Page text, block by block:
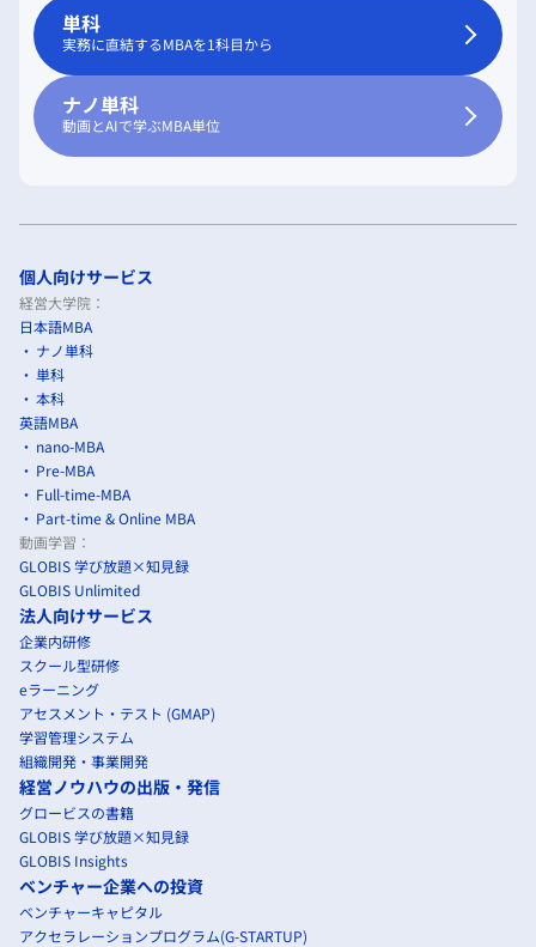
単科
実務に直結するMBAを1科目から
ナノ単科
動画とAIで学ぶMBA単位
個人向けサービス
経営大学院：
日本語MBA
ナノ単科
単科
本科
英語MBA
nano-MBA
Pre-MBA
Full-time-MBA
Part-time & Online MBA
動画学習：
GLOBIS 学び放題×知見録
GLOBIS Unlimited
法人向けサービス
企業内研修
スクール型研修
eラーニング
アセスメント・テスト (GMAP)
学習管理システム
組織開発・事業開発
経営ノウハウの出版・発信
グロービスの書籍
GLOBIS 学び放題×知見録
GLOBIS Insights
ベンチャー企業への投資
ベンチャーキャピタル
アクセラレーションプログラム(G-STARTUP)